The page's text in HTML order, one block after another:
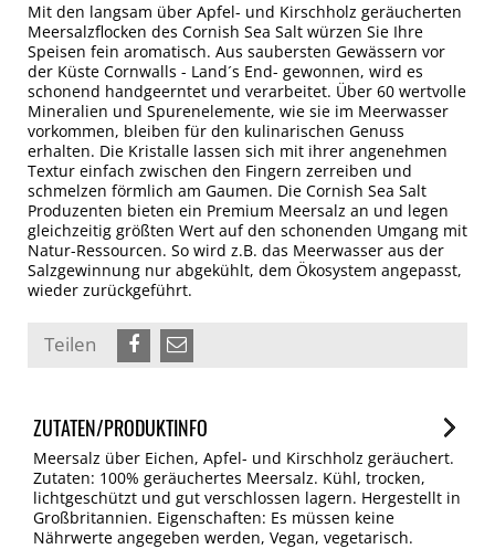
Mit den langsam über Apfel- und Kirschholz geräucherten
Meersalzflocken des Cornish Sea Salt würzen Sie Ihre
Speisen fein aromatisch. Aus saubersten Gewässern vor
der Küste Cornwalls - Land´s End- gewonnen, wird es
schonend handgeerntet und verarbeitet. Über 60 wertvolle
Mineralien und Spurenelemente, wie sie im Meerwasser
vorkommen, bleiben für den kulinarischen Genuss
erhalten. Die Kristalle lassen sich mit ihrer angenehmen
Textur einfach zwischen den Fingern zerreiben und
schmelzen förmlich am Gaumen. Die Cornish Sea Salt
Produzenten bieten ein Premium Meersalz an und legen
gleichzeitig größten Wert auf den schonenden Umgang mit
Natur-Ressourcen. So wird z.B. das Meerwasser aus der
Salzgewinnung nur abgekühlt, dem Ökosystem angepasst,
wieder zurückgeführt.
Teilen
ZUTATEN/PRODUKTINFO
Meersalz über Eichen, Apfel- und Kirschholz geräuchert.
Zutaten: 100% geräuchertes Meersalz. Kühl, trocken,
lichtgeschützt und gut verschlossen lagern. Hergestellt in
Großbritannien. Eigenschaften: Es müssen keine
Nährwerte angegeben werden, Vegan, vegetarisch.